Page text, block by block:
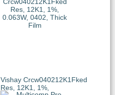
Vishay Crcw040212K1Fked
Res, 12K1, 1%,